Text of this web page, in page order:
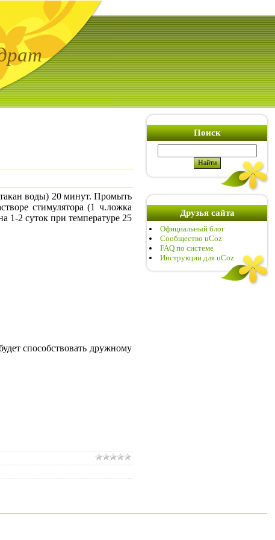
воды) 20 минут. Промыть
стимулятора (1 ч.ложка
1-2 суток при температуре 25
способствовать дружному
Поиск
Друзья сайта
Официальный блог
Сообщество uCoz
FAQ по системе
Инструкции для uCoz